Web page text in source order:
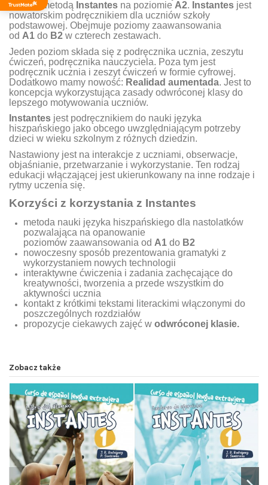
pracy z metodą Instantes na poziomie A2. Instantes jest
nowatorskim podręcznikiem dla uczniów szkoły
podstawowej. Obejmuje poziomy zaawansowania
od A1 do B2 w czterech zestawach.
Jeden poziom składa się z podręcznika ucznia, zeszytu
ćwiczeń, podręcznika nauczyciela. Poza tym jest
podręcznik ucznia i zeszyt ćwiczeń w formie cyfrowej.
Dodatkowo mamy nowość: Realidad aumentada. Jest to
koncepcja wykorzystująca zasady odwróconej klasy do
lepszego motywowania uczniów.
Instantes jest podręcznikiem do nauki języka
hiszpańskiego jako obcego uwzględniającym potrzeby
dzieci w wieku szkolnym z różnych dziedzin.
Nastawiony jest na interakcje z uczniami, obserwacje,
objaśnianie, przetwarzanie i wykorzystanie. Ten rodzaj
edukacji włączającej jest ukierunkowany na inne rodzaje i
rytmy uczenia się.
Korzyści z korzystania z Instantes
metoda nauki języka hiszpańskiego dla nastolatków
pozwalająca na opanowanie
poziomów zaawansowania od A1 do B2
nowoczesny sposób prezentowania gramatyki z
wykorzystaniem nowych technologii
interaktywne ćwiczenia i zadania zachęcające do
kreatywności, tworzenia a przede wszystkim do
aktywności ucznia
kontakt z krótkimi tekstami literackimi włączonymi do
poszczególnych rozdziałów
propozycje ciekawych zajęć w odwróconej klasie.
Zobacz także